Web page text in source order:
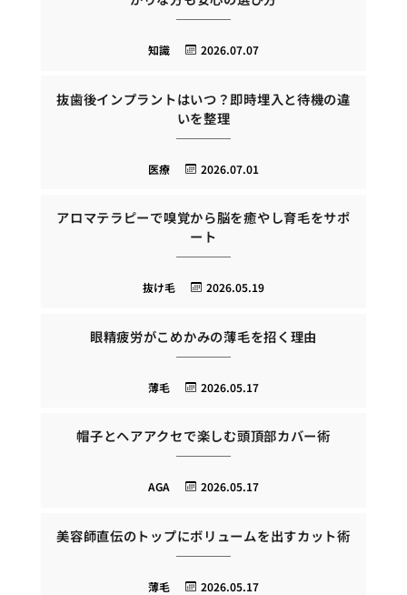
2026.07.07
知識
抜歯後インプラントはいつ？即時埋入と待機の違
いを整理
2026.07.01
医療
アロマテラピーで嗅覚から脳を癒やし育毛をサポ
ート
2026.05.19
抜け毛
眼精疲労がこめかみの薄毛を招く理由
2026.05.17
薄毛
帽子とヘアアクセで楽しむ頭頂部カバー術
2026.05.17
AGA
美容師直伝のトップにボリュームを出すカット術
2026.05.17
薄毛